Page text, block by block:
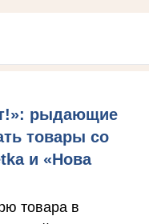
рыдающие
товары со
и «Нова
товара в